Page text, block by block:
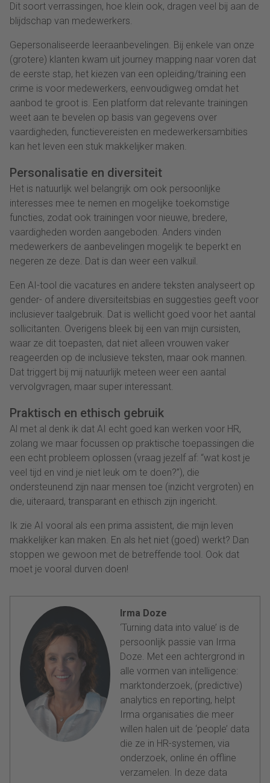
Dit soort verrassingen, hoe klein ook, dragen veel bij aan de
blijdschap van medewerkers.
Gepersonaliseerde leeraanbevelingen. Bij enkele van onze
(grotere) klanten kwam uit journey mapping naar voren dat
de eerste stap, het kiezen van een opleiding/training een
crime is voor medewerkers, eenvoudigweg omdat het
aanbod te groot is. Een platform dat relevante trainingen
weet aan te bevelen op basis van gegevens over
vaardigheden, functievereisten en medewerkersambities
kan het leven een stuk makkelijker maken.
Personalisatie en diversiteit
Het is natuurlijk wel belangrijk om ook persoonlijke
interesses mee te nemen en mogelijke toekomstige
functies, zodat ook trainingen voor nieuwe, bredere,
vaardigheden worden aangeboden. Anders vinden
medewerkers de aanbevelingen mogelijk te beperkt en
negeren ze deze. Dat is dan weer een valkuil.
Een AI-tool die vacatures en andere teksten analyseert op
gender- of andere diversiteitsbias en suggesties geeft voor
inclusiever taalgebruik. Dat is wellicht goed voor het aantal
sollicitanten. Overigens bleek bij een van mijn cursisten,
waar ze dit toepasten, dat niet alleen vrouwen vaker
reageerden op de inclusieve teksten, maar ook mannen.
Dat triggert bij mij natuurlijk meteen weer een aantal
vervolgvragen, maar super interessant.
Praktisch en ethisch gebruik
Al met al denk ik dat AI echt goed kan werken voor HR,
zolang we maar focussen op praktische toepassingen die
een echt probleem oplossen (vraag jezelf af: “wat kost je
veel tijd en vind je niet leuk om te doen?”), die
ondersteunend zijn naar mensen toe (inzicht vergroten) en
die, uiteraard, transparant en ethisch zijn ingericht.
Ik zie AI vooral als een prima assistent, die mijn leven
makkelijker kan maken. En als het niet (goed) werkt? Dan
stoppen we gewoon met de betreffende tool. Ook dat
moet je vooral durven doen!
Irma Doze
‘Turning data into value’ is de
persoonlijk passie van Irma
Doze. Met een achtergrond in
alle vormen van intelligence:
marktonderzoek, (predictive)
analytics en reporting, helpt
Irma organisaties die meer
willen halen uit de ‘people’ data
die ze in HR-systemen, via
onderzoek, online én offline
verzamelen. In deze data